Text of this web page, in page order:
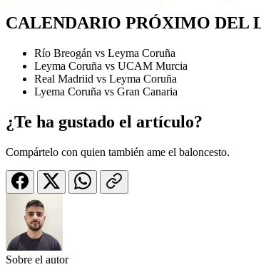
CALENDARIO PRÓXIMO DEL
Río Breogán vs Leyma Coruña
Leyma Coruña vs UCAM Murcia
Real Madriid vs Leyma Coruña
Lyema Coruña vs Gran Canaria
¿Te ha gustado el artículo?
Compártelo con quien también ame el baloncesto.
Sobre el autor